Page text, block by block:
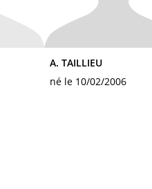
A. TAILLIEU
né le 10/02/2006